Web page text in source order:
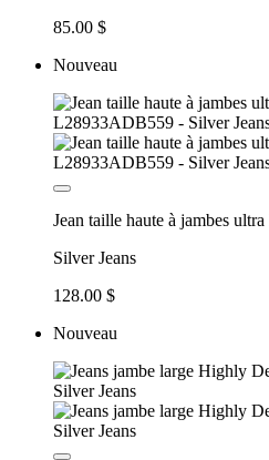
85.00 $
Nouveau
Jean taille haute à jambes
Silver Jeans
128.00 $
Nouveau